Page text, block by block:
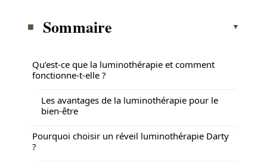
Sommaire
Qu’est-ce que la luminothérapie et comment
fonctionne-t-elle ?
Les avantages de la luminothérapie pour le
bien-être
Pourquoi choisir un réveil luminothérapie Darty
?